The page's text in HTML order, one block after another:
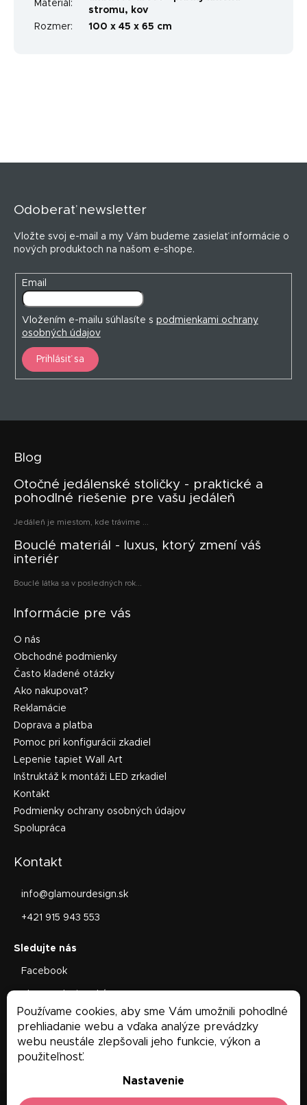
Používame cookies, aby sme Vám umožnili pohodlné
prehliadanie webu a vďaka analýze prevádzky
webu neustále zlepšovali jeho funkcie, výkon a
použiteľnosť.
Nastavenie
Materiál :
stromu, kov
Rozmer: 100 x 45 x 65 cm
Odoberať newsletter
Vložte svoj e-mail a my Vám budeme zasielať informácie o
nových produktoch na našom e-shope.
Email
Vložením e-mailu súhlasíte s podmienkami ochrany
osobných údajov
Prihlásiť sa
Blog
Otočné jedálenské stoličky - praktické a
pohodlné riešenie pre vašu jedáleň
Jedáleň je miestom, kde trávime ...
Bouclé materiál - luxus, ktorý zmení váš
interiér
Bouclé látka sa v posledných rok...
Informácie pre vás
O nás
Obchodné podmienky
Často kladené otázky
Ako nakupovať?
Reklamácie
Doprava a platba
Pomoc pri konfigurácii zkadiel
Lepenie tapiet Wall Art
Inštruktáž k montáži LED zrkadiel
Kontakt
Podmienky ochrany osobných údajov
Spolupráca
Kontakt
info@glamourdesign.sk
+421 915 943 553
Facebook
Facebook